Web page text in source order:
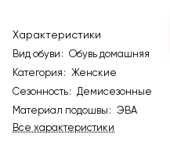
Характеристики
Вид обуви :
Обувь домашняя
Категория :
Женские
Сезонность:
Демисезонные
Материал подошвы :
ЭВА
Все характеристики